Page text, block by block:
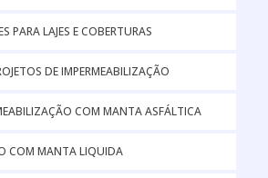
PARA LAJES E COBERTURAS
DE IMPERMEABILIZAÇÃO
COM MANTA ASFÁLTICA
COM MANTA LIQUIDA